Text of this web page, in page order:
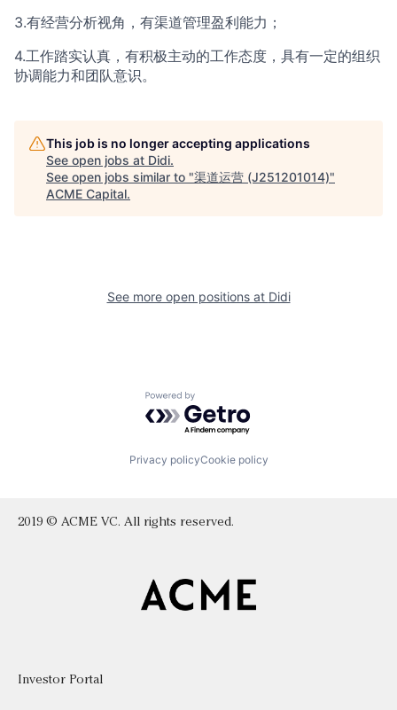
3.有经营分析视角，有渠道管理盈利能力；
4.工作踏实认真，有积极主动的工作态度，具有一定的组织
协调能力和团队意识。
This job is no longer accepting applications
See open jobs at Didi.
See open jobs similar to "渠道运营 (J251201014)"
ACME Capital.
See more open positions at Didi
Powered by Getro.com
Privacy policyCookie policy
2019 © ACME VC. All rights reserved.
Investor Portal